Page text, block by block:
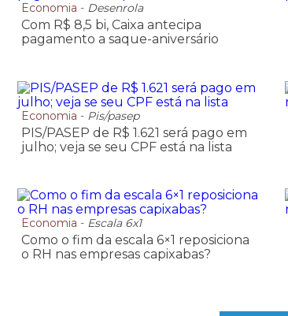
Economia - Desenrola
Com R$ 8,5 bi, Caixa antecipa
pagamento a saque-aniversário
Economia - Pis/pasep
PIS/PASEP de R$ 1.621 será pago em
julho; veja se seu CPF está na lista
Economia - Escala 6x1
Como o fim da escala 6×1 reposiciona
o RH nas empresas capixabas?